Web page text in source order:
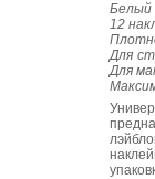
Белый
12
Для
Для